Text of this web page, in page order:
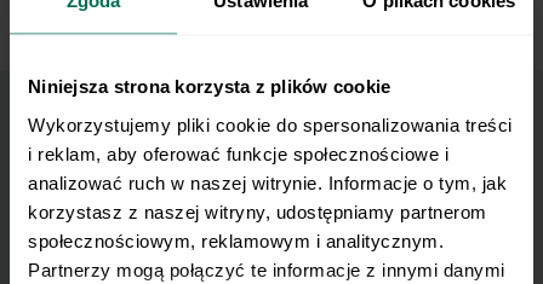
Niniejsza strona korzysta z plików cookie
Wykorzystujemy pliki cookie do spersonalizowania treści
i reklam, aby oferować funkcje społecznościowe i
analizować ruch w naszej witrynie. Informacje o tym, jak
korzystasz z naszej witryny, udostępniamy partnerom
społecznościowym, reklamowym i analitycznym.
Partnerzy mogą połączyć te informacje z innymi danymi
Wyślij przepis na e-mail
Nasze najlepsze przepisy, prosto na Twoja
skrzynkę e-mail.